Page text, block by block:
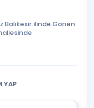
Balıkesir ilinde Gönen
YAP